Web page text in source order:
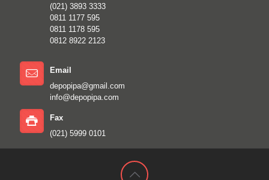
(021) 3893 3333
0811 1177 595
0811 1178 595
0812 8922 2123
Email
depopipa@gmail.com
info@depopipa.com
Fax
(021) 5999 0101